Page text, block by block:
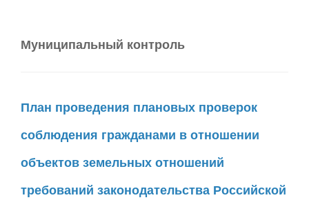
Муниципальный контроль
План проведения плановых проверок
соблюдения гражданами в отношении
объектов земельных отношений
требований законодательства Российской